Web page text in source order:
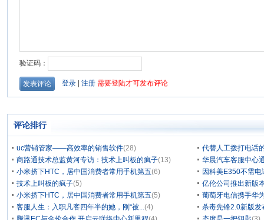
评论排行
uc营销管家——高效率的销售软件(28)
代替人工拨打电话
商路通技术总监黄河专访：技术上叫板的疯子(13)
华晨汽车客服中心
小米挤下HTC，居中国消费者常用手机第五(6)
因科美E350不需
技术上叫板的疯子(5)
亿伦公司推出新版
小米挤下HTC，居中国消费者常用手机第五(5)
葡萄牙电信携手华
客服人生：入职凡客四年半的她，刚“被...(4)
杀毒先锋2.0新版发